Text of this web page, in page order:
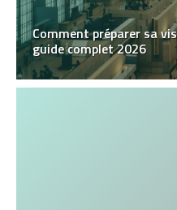
Comment préparer sa
guide complet 2026